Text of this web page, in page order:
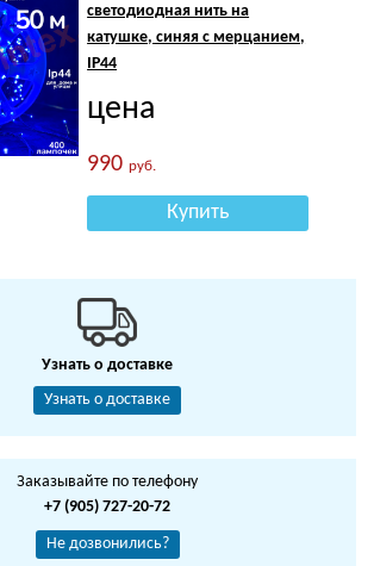
светодиодная нить на
катушке, синяя с мерцанием,
IP44
цена
990руб.
Купить
Узнать о доставке
Узнать о доставке
Заказывайте по телефону
+7 (905) 727-20-72
Не дозвонились?